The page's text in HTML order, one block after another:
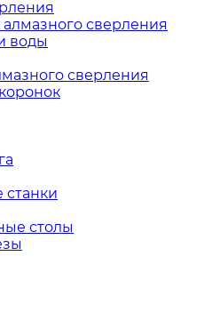
сверления
воды
сверления
столы